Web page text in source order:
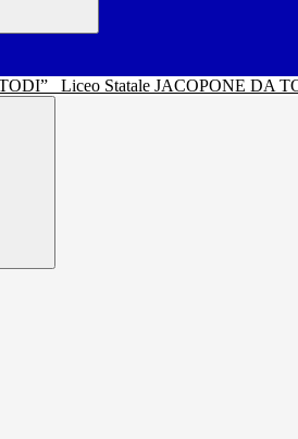
Liceo Statale JACOPONE DA